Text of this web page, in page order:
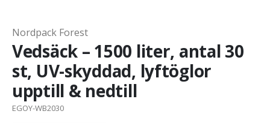
Nordpack Forest
Vedsäck – 1500 liter, antal 30
st, UV-skyddad, lyftöglor
upptill & nedtill
EGOY-WB2030